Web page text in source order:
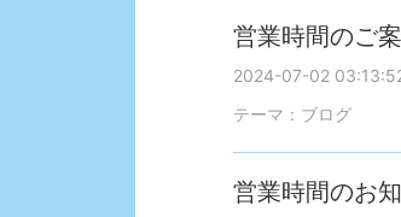
営業時間のご
2024-07-02
テーマ： ブログ
営業時間のお